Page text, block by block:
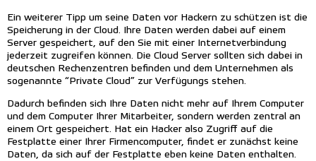
Ein weiterer Tipp um seine Daten vor Hackern zu schützen ist die
Speicherung in der Cloud. Ihre Daten werden dabei auf einem
Server gespeichert, auf den Sie mit einer Internetverbindung
jederzeit zugreifen können. Die Cloud Server sollten sich dabei in
deutschen Rechenzentren befinden und dem Unternehmen als
sogenannte “Private Cloud” zur Verfügungs stehen.
Dadurch befinden sich Ihre Daten nicht mehr auf Ihrem Computer
und dem Computer Ihrer Mitarbeiter, sondern werden zentral an
einem Ort gespeichert. Hat ein Hacker also Zugriff auf die
Festplatte einer Ihrer Firmencomputer, findet er zunächst keine
Daten, da sich auf der Festplatte eben keine Daten enthalten.